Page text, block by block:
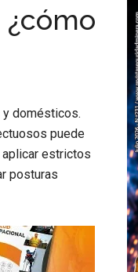
y domésticos.
puede
estrictos
posturas